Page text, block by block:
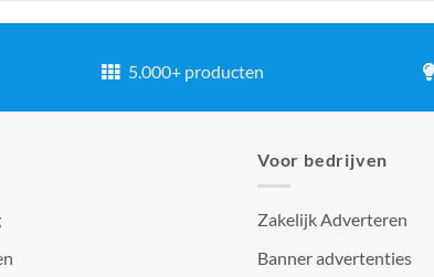
5.000+ producten
Voor bedrijven
Zakelijk Adverteren
Banner advertenties